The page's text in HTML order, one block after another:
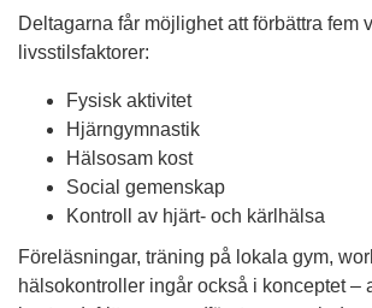
Deltagarna får möjlighet att förbättra fem
livsstilsfaktorer:
Fysisk aktivitet
Hjärngymnastik
Hälsosam kost
Social gemenskap
Kontroll av hjärt- och kärlhälsa
Föreläsningar, träning på lokala gym,
hälsokontroller ingår också i konceptet –